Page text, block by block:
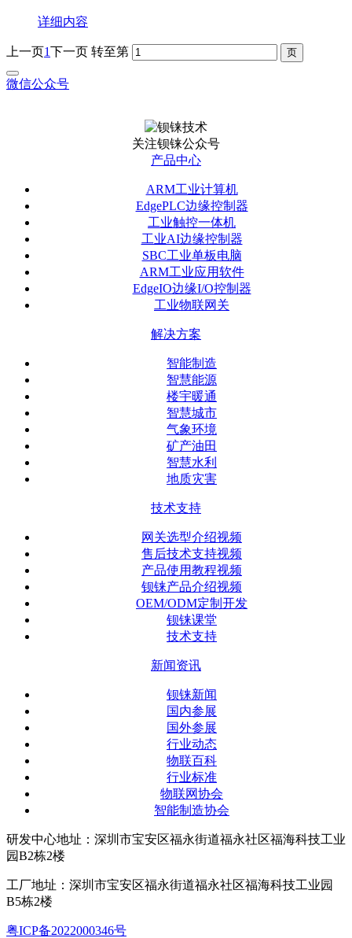
详细内容
上一页1下一页 转至第
微信公众号
关注钡铼公众号
产品中心
ARM工业计算机
EdgePLC边缘控制器
工业触控一体机
工业AI边缘控制器
SBC工业单板电脑
ARM工业应用软件
EdgeIO边缘I/O控制器
工业物联网关
解决方案
智能制造
智慧能源
楼宇暖通
智慧城市
气象环境
矿产油田
智慧水利
地质灾害
技术支持
网关选型介绍视频
售后技术支持视频
产品使用教程视频
钡铼产品介绍视频
OEM/ODM定制开发
钡铼课堂
技术支持
新闻资讯
钡铼新闻
国内参展
国外参展
行业动态
物联百科
行业标准
物联网协会
智能制造协会
研发中心地址：深圳市宝安区福永街道福永社区福海科技工业
园B2栋2楼
工厂地址：深圳市宝安区福永街道福永社区福海科技工业园
B5栋2楼
粤ICP备2022000346号